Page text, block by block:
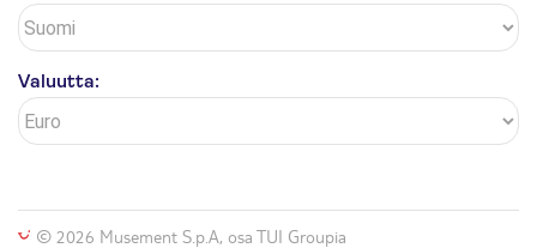
Valuutta:
© 2026 Musement S.p.A, osa TUI Groupia